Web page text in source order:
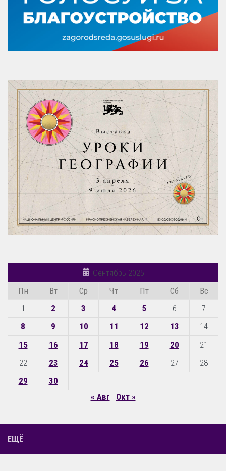
Сентябрь 2025
Пн
Вт Ср Чт Пт Сб
Вс
1
2 3 4 5 6
7
8
9 10 11 12 13
14
15
16 17 18 19 20
21
22
23 24 25 26 27
28
29
30
« Авг
Окт »
ЕЩЁ